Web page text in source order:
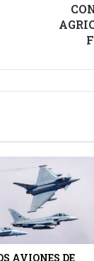
FIESTAS
PATRONALES.
AVIONES DE